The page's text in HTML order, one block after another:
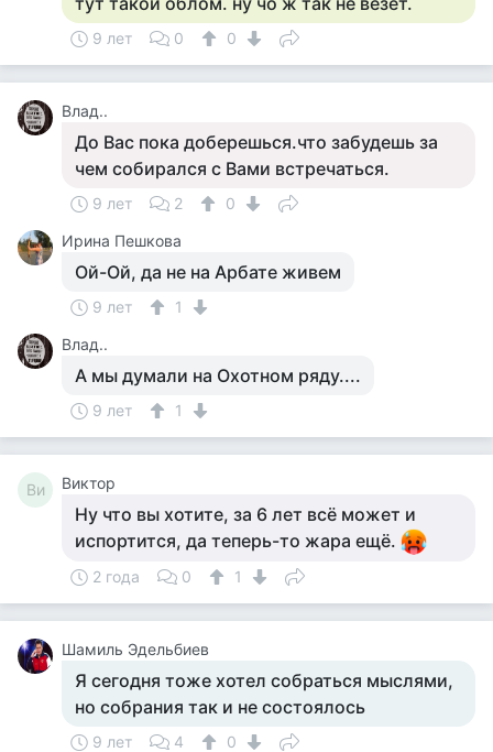
9 лет 0 0
Влад..
До Вас пока доберешься.что забудешь за
чем собирался с Вами встречаться.
9 лет 2
0
Ирина Пешкова
Ой-Ой, да не на Арбате живем
9 лет
1
Влад..
А мы думали на Охотном ряду....
9 лет 1
Ви Виктор
Ну что вы хотите, за 6 лет всё может и
испортится, да теперь-то жара ещё.
2 года 0 1
Шамиль Эдельбиев
Я сегодня тоже хотел собраться мыслями,
но собрания так и не состоялось
9 лет 4
0